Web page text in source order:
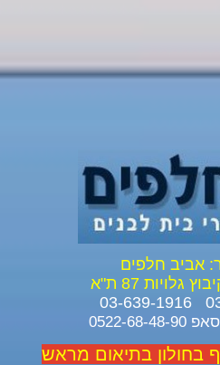
אביב חלפים
גלויות 87 ת"א
48-90
בחולון בתיאום מראש